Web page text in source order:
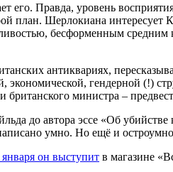
Правда, уровень
план. Шерлокиана
бесформенным
антиквариях,
экономической, гендерной (!)
британского министра –
до автора эссе «Об
умно. Но ещё и
января он выступит в магазине